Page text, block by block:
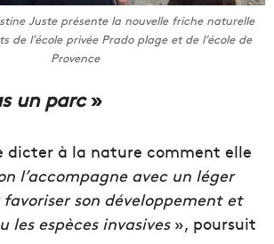
Juste présente la nouvelle friche naturelle
de l’école privée Prado plage et de l’école de
Provence
un parc»
dicter à la nature comment elle
l’accompagne avec un léger
son développement et
les espèces invasives», poursuit